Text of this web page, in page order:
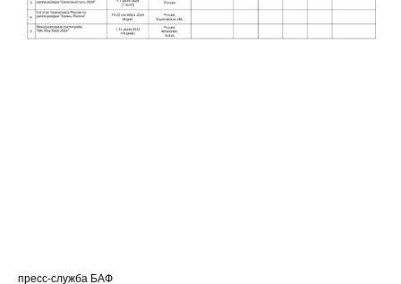
пресс-служба БАФ